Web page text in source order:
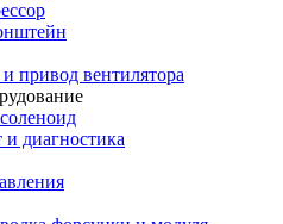
привод вентилятора
диагностика